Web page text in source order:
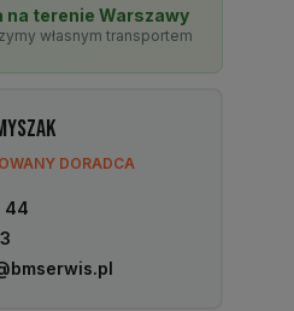
na terenie Warszawy
własnym transportem
DORADCA
44